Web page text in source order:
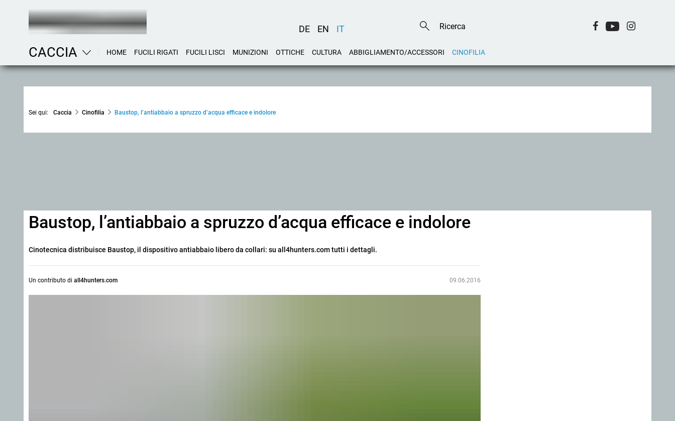
DE EN IT
CACCIA HOME FUCILI RIGATI FUCILI LISCI MUNIZIONI OTTICHE CULTURA ABBIGLIAMENTO/ACCESSORI CINOFILIA
Sei qui: Caccia Cinofilia Baustop, l’antiabbaio a spruzzo d’acqua efficace e indolore
Baustop, l’antiabbaio a spruzzo d’acqua efficace e indolore
Cinotecnica distribuisce Baustop, il dispositivo antiabbaio libero da collari: su all4hunters.com tutti i dettagli.
Un contributo di all4hunters.com 09.06.2016